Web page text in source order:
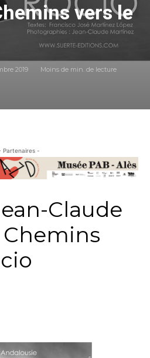
vers le
2019 Moins de min. de lecture
Partenaires -
Claude